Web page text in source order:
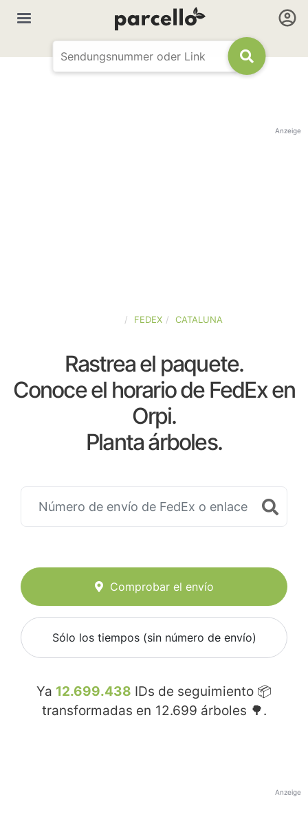
Anzeige
FEDEX CATALUNA
Rastrea el paquete.
Conoce el horario de FedEx en
Orpi.
Planta árboles.
Comprobar el envío
Sólo los tiempos (sin número de envío)
Ya 12.699.438 IDs de seguimiento 📦
transformadas en 12.699 árboles 🌳.
Anzeige